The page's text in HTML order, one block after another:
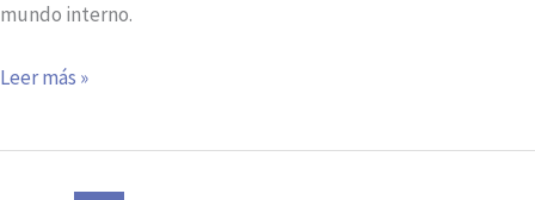
mundo interno.
Leer más »